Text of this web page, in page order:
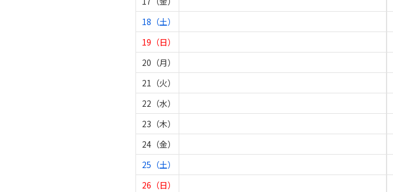
18（土）
19（日）
20（月）
21（火）
22（水）
23（木）
24（金）
25（土）
26（日）